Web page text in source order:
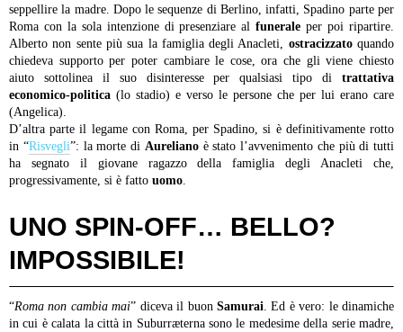
seppellire la madre. Dopo le sequenze di Berlino, infatti, Spadino parte per
Roma con la sola intenzione di presenziare alfunerale per poi ripartire.
Alberto non sente più sua la famiglia degli Anacleti, ostracizzatoquando
chiedeva supporto per poter cambiare le cose, ora che gli viene chiesto
aiuto sottolinea il suo disinteresse per qualsiasi tipo di trattativa
economico-politica (lo stadio) e verso le persone che per lui erano care
(Angelica).
D’altra parte il legame con Roma, per Spadino, si è definitivamente rotto
in “Risvegli”: la morte di Aurelianoè stato l’avvenimento che più di tutti
ha segnato il giovane ragazzo della famiglia degli Anacleti che,
progressivamente, si è fatto uomo
UNO SPIN-OFF… BELLO?
IMPOSSIBILE!
“Roma non cambia mai” diceva il buon Samurai . Ed è vero: le dinamiche
in cui è calata la città in Suburræterna sono le medesime della serie madre,